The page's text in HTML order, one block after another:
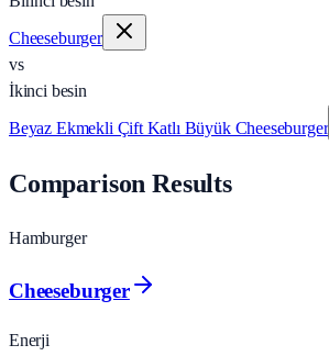
Cheeseburger
vs
İkinci besin
Beyaz Ekmekli Çift Katlı Büyük Cheeseburger
Comparison Results
Hamburger
Cheeseburger
Enerji